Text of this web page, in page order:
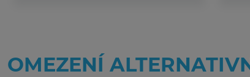
OMEZENÍ